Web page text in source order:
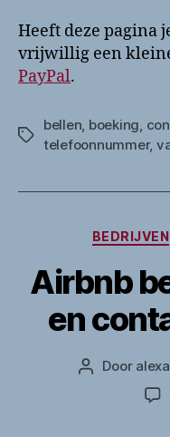
Heeft deze pagina
vrijwillig een
PayPal.
Tags
bellen, boeking,
telefoonnummer,
BEDRIJVEN
Airbnb
en
Door